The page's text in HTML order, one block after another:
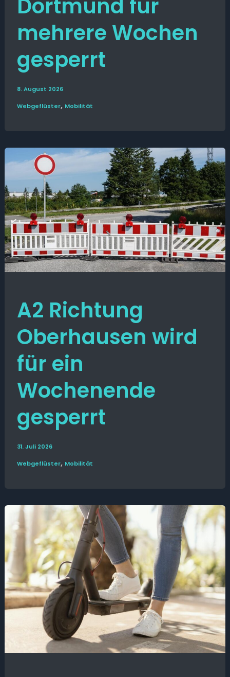
Dortmund für
mehrere Wochen
gesperrt
8. August 2026
Web­­geflüster, Mobilität
A2 Richtung
Oberhausen wird
für ein
Wochenende
gesperrt
31. Juli 2026
Web­­geflüster, Mobilität